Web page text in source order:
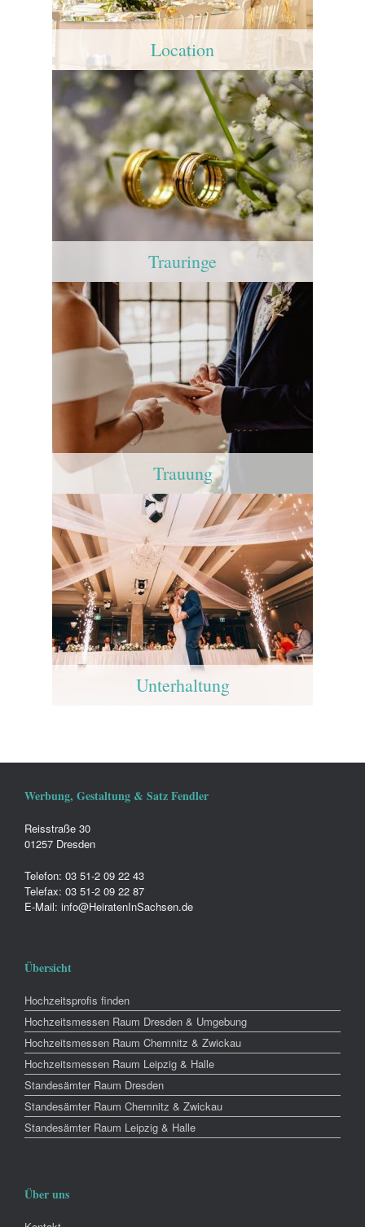
Location
Trauringe
Trauung
Unterhaltung
Werbung, Gestaltung & Satz Fendler
Reisstraße 30
01257 Dresden
Telefon: 03 51-2 09 22 43
Telefax: 03 51-2 09 22 87
E-Mail: info@HeiratenInSachsen.de
Übersicht
Hochzeitsprofis finden
Hochzeitsmessen Raum Dresden & Umgebung
Hochzeitsmessen Raum Chemnitz & Zwickau
Hochzeitsmessen Raum Leipzig & Halle
Standesämter Raum Dresden
Standesämter Raum Chemnitz & Zwickau
Standesämter Raum Leipzig & Halle
Über uns